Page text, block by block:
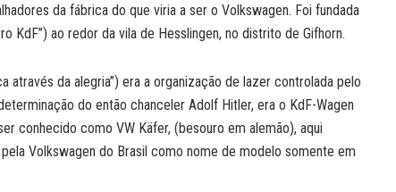
da fábrica do que viria a ser o Volkswagen. Foi fundada
KdF”) ao redor da vila de Hesslingen, no distrito de Gifhorn.
através da alegria”) era a organização de lazer controlada pelo
do então chanceler Adolf Hitler, era o KdF-Wagen
conhecido como VW Käfer, (besouro em alemão), aqui
Volkswagen do Brasil como nome de modelo somente em